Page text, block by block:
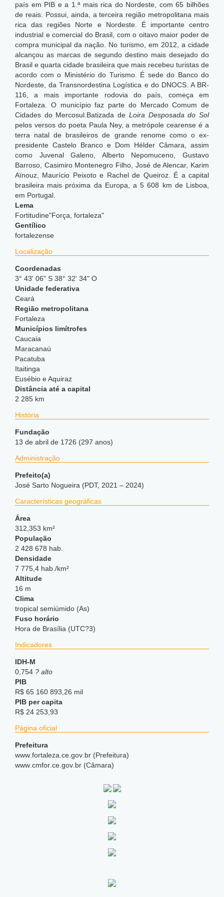
país em PIB e a 1.ª mais rica do Nordeste, com 65 bilhões
de reais. Possui, ainda, a terceira região metropolitana mais
rica das regiões Norte e Nordeste. É importante centro
industrial e comercial do Brasil, com o oitavo maior poder de
compra municipal da nação. No turismo, em 2012, a cidade
alcançou as marcas de segundo destino mais desejado do
Brasil e quarta cidade brasileira que mais recebeu turistas de
acordo com o Ministério do Turismo. É sede do Banco do
Nordeste, da Transnordestina Logística e do DNOCS. A BR-
116, a mais importante rodovia do país, começa em
Fortaleza. O município faz parte do Mercado Comum de
Cidades do Mercosul.Batizada de Loira Desposada do Sol
pelos versos do poeta Paula Ney, a metrópole cearense é a
terra natal de brasileiros de grande renome como o ex-
presidente Castelo Branco e Dom Hélder Câmara, assim
como Juvenal Galeno, Alberto Nepomuceno, Gustavo
Barroso, Casimiro Montenegro Filho, José de Alencar, Karim
Aïnouz, Maurício Peixoto e Rachel de Queiroz. É a capital
brasileira mais próxima da Europa, a 5 608 km de Lisboa,
em Portugal.
Lema
Fortitudine"Força, fortaleza"
Gentílico
fortalezense
Localização
Coordenadas
3° 43' 06" S 38° 32' 34" O
Unidade federativa
Ceará
Região metropolitana
Fortaleza
Municípios limítrofes
Caucaia
Maracanaú
Pacatuba
Itaitinga
Eusébio e Aquiraz
Distância até a capital
2 285 km
História
Fundação
13 de abril de 1726 (297 anos)
Administração
Prefeito(a)
José Sarto Nogueira (PDT, 2021 – 2024)
Características geográficas
Área
312,353 km²
População
2 428 678 hab.
Densidade
7 775,4 hab./km²
Altitude
16 m
Clima
tropical semiúmido (As)
Fuso horário
Hora de Brasília (UTC?3)
Indicadores
IDH-M
0,754 ? alto
PIB
R$ 65 160 893,26 mil
PIB per capita
R$ 24 253,93
Página oficial
Prefeitura
www.fortaleza.ce.gov.br (Prefeitura)
www.cmfor.ce.gov.br (Câmara)